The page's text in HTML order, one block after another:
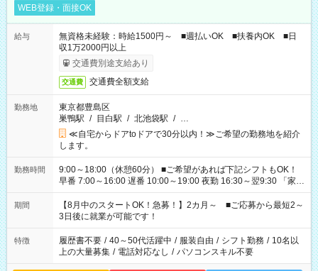
WEB登録・面接OK
給与
無資格未経験：時給1500円～ ■週払いOK ■扶養内OK ■日
収1万2000円以上
交通費別途支給あり
交通費 交通費全額支給
勤務地
東京都豊島区
巣鴨駅 / 目白駅 / 北池袋駅 / …
≪自宅からドアtoドアで30分以内！≫ご希望の勤務地を紹介
します。
勤務時間
9:00～18:00（休憩60分） ■ご希望があれば下記シフトもOK！
早番 7:00～16:00 遅番 10:00～19:00 夜勤 16:30～翌9:30 「家族
と休みを合わせたい」 「余裕を持って夕飯の準備がしたい」
「できれば残業はしたくない」 など、ご希望を教えてください
ね。 ※Wワーク希望の方へ 今ご覧のお仕事で希望する勤務時間
と、もう1つのお仕事の勤務時間。 合計で週40時間を超える場
合は応募できません。
期間
【8月中のスタートOK！急募！】2カ月～ ■ご応募から最短2～
3日後に就業が可能です！
特徴 履歴書不要 / 40～50代活躍中 / 服装自由 / シフト勤務 / 10名以
上の大量募集 / 電話対応なし / パソコンスキル不要